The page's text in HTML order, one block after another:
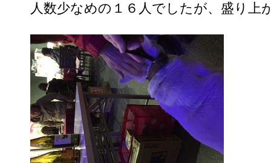
人数少なめの１６人でしたが、盛り上